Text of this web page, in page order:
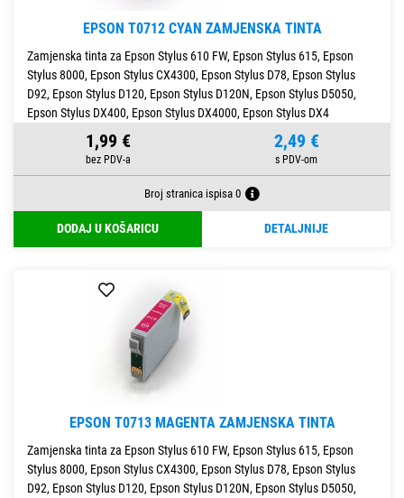
EPSON T0712 CYAN ZAMJENSKA TINTA
Zamjenska tinta za Epson Stylus 610 FW, Epson Stylus 615, Epson
Stylus 8000, Epson Stylus CX4300, Epson Stylus D78, Epson Stylus
D92, Epson Stylus D120, Epson Stylus D120N, Epson Stylus D5050,
Epson Stylus DX400, Epson Stylus DX4000, Epson Stylus DX4
1,99 € 2,49 €
Broj stranica ispisa 0
DODAJ U KOŠARICU DETALJNIJE
EPSON T0713 MAGENTA ZAMJENSKA TINTA
Zamjenska tinta za Epson Stylus 610 FW, Epson Stylus 615, Epson
Stylus 8000, Epson Stylus CX4300, Epson Stylus D78, Epson Stylus
D92, Epson Stylus D120, Epson Stylus D120N, Epson Stylus D5050,